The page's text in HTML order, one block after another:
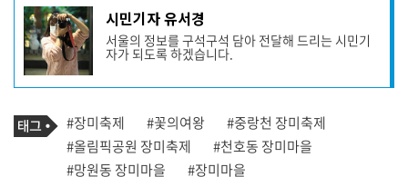
기
사
작
성
자
프
필
시민기자 유서경
서울의 정보를 구석구석 담아 전달해 드리는 시민기
자가 되도록 하겠습니다.
기
사
관
련
태
그
#장미축제 #꽃의여왕
#중랑천 장미축제
#올림픽공원 장미축제
#천호동 장미마을
#망원동 장미마을
#장미마을